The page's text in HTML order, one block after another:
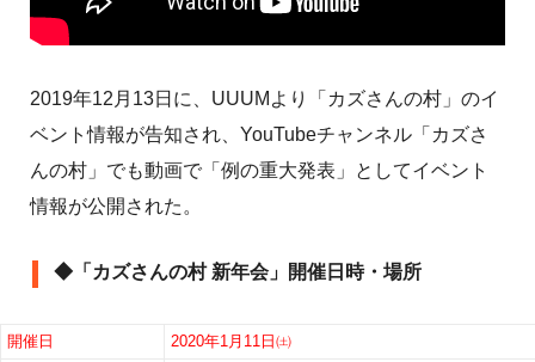
2019年12月13日に、UUUMより「カズさんの村」のイ
ベント情報が告知され、YouTubeチャンネル「カズさ
んの村」でも動画で「例の重大発表」としてイベント
情報が公開された。
◆「カズさんの村 新年会」開催日時・場所
開催日 2020年1月11日㈯